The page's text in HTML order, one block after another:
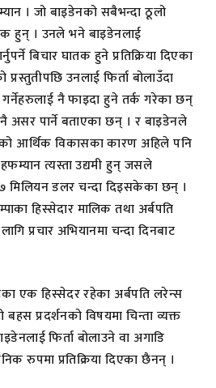
। जो बाइडेनको सबैभन्दा ठूलो
हुन् । उनले भने बाइडेनलाई
बिचार घातक हुने प्रतिक्रिया दिएका
उनलाई फिर्ता बोलाउँदा
नै फाइदा हुने तर्क गरेका छन्
पार्ने बताएका छन् । र बाइडेनले
आर्थिक विकासका कारण अहिले पनि
त्यस्ता उद्यमी हुन् जसले
मिलियन डलर चन्दा दिइसकेका छन् ।
हिस्सेदार मालिक तथा अर्बपति
प्रचार अभियानमा चन्दा दिनबाट
एक हिस्सेदर रहेका अर्बपति लरेन्स
प्रदर्शनको विषयमा चिन्ता व्यक्त
फिर्ता बोलाउने वा अगाडि
रुपमा प्रतिक्रिया दिएका छैनन् ।